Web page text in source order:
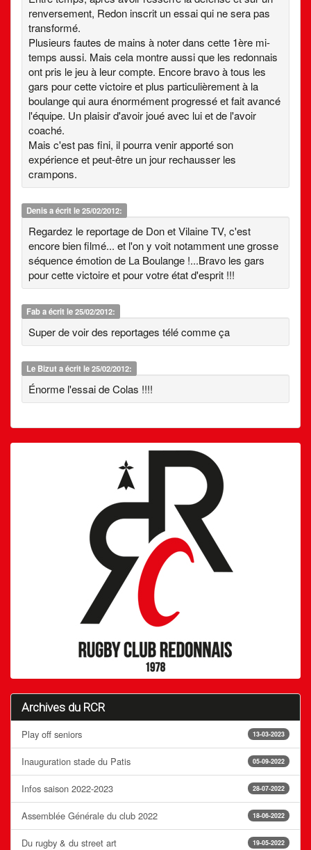
renversement, Redon inscrit un essai qui ne sera pas
transformé.
Plusieurs fautes de mains à noter dans cette 1ère mi-
temps aussi. Mais cela montre aussi que les redonnais
ont pris le jeu à leur compte. Encore bravo à tous les
gars pour cette victoire et plus particulièrement à la
boulange qui aura énormément progressé et fait avancé
l'équipe. Un plaisir d'avoir joué avec lui et de l'avoir
coaché.
Mais c'est pas fini, il pourra venir apporté son
expérience et peut-être un jour rechausser les
crampons.
Denisa écrit le 25/02/2012:
Regardez le reportage de Don et Vilaine TV, c'est
encore bien filmé... et l'on y voit notamment une grosse
séquence émotion de La Boulange !...Bravo les gars
pour cette victoire et pour votre état d'esprit !!!
Faba écrit le 25/02/2012:
Super de voir des reportages télé comme ça
Le Bizuta écrit le 25/02/2012:
Énorme l'essai de Colas !!!!
Archives du RCR
13-03-2023
Play off seniors
05-09-2022
Inauguration stade du Patis
28-07-2022
Infos saison 2022-2023
18-06-2022
Assemblée Générale du club 2022
19-05-2022
Du rugby & du street art